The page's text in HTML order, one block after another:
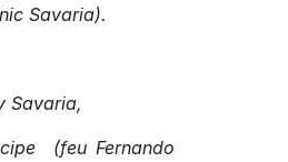
Savaria).
Savaria,
(feu Fernando